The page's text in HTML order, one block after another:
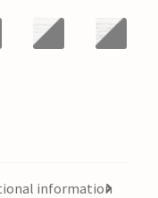
information